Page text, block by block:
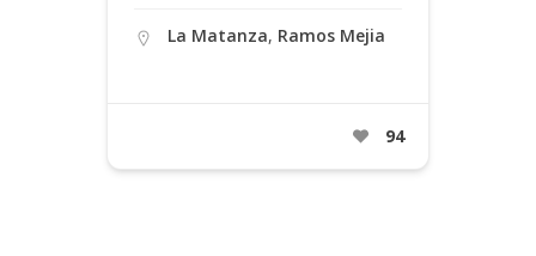
La Matanza, Ramos Mejia
94